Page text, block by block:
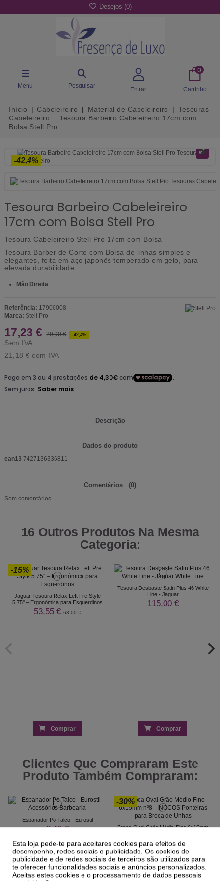
Desejos (0)
Menu Pesquisar
Entrar
0
Carrinho
Início Cabeleireiro Material de Cabeleireiro
Tesouras
Cabeleireiro
Tesoura Barbeiro Cabeleireiro 17cm com
Bolsa Stell Pro
-42,4%
Tesoura Barbeiro Cabeleireiro
17cm com Bolsa Stell Pro
Tesoura Cabeleireiro Stell Pro 17cm com Bolsa
Tesoura Barber de Corte com Bolsa de linhas simples e
elegantes, feita em aço japonês temperado em gelo, para
elevada durabilidade.
Mão Direita
Referência: 17900008
Marca: Stell Pro
17,23 € 29,90 € -42,4%
Sem IVA
21,18 € com IVA
Descrição
Dados do produto
ean13 7427136336811
Comentários (0)
Sem comentários
16 Outros Produtos Na Mesma
Categoria:
-15%
Jaguar Tesoura Relax Left Pre Style
5.75'' – Ergonómica para Esquerdinos
53,55 €63,00 €
Comprar
Tesoura Desbaste Satin Plus 46 White
Line - Jaguar
115,00 €
Comprar
Clientes Que Compraram Este
Produto Também Compraram:
Espanador Pó Talco - Eurostil
8,46 €
-30%
Broca Oval Grão Médio-Fino 6x15mm
13,02 €18,60 €
Esta loja pede-te para aceitares cookies para efeitos de
desempenho, redes sociais e publicidade. Os cookies de
publicidade e de redes sociais de terceiros são utilizados para
te oferecer funcionalidades sociais e anúncios personalizados.
Aceitas estes cookies e o processamento de dados pessoais